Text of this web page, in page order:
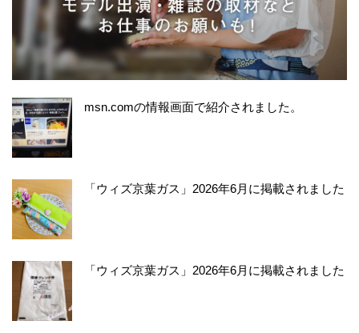
msn.comの情報画面で紹介されました。
「ウィズ京葉ガス」2026年6月に掲載されました
「ウィズ京葉ガス」2026年6月に掲載されました